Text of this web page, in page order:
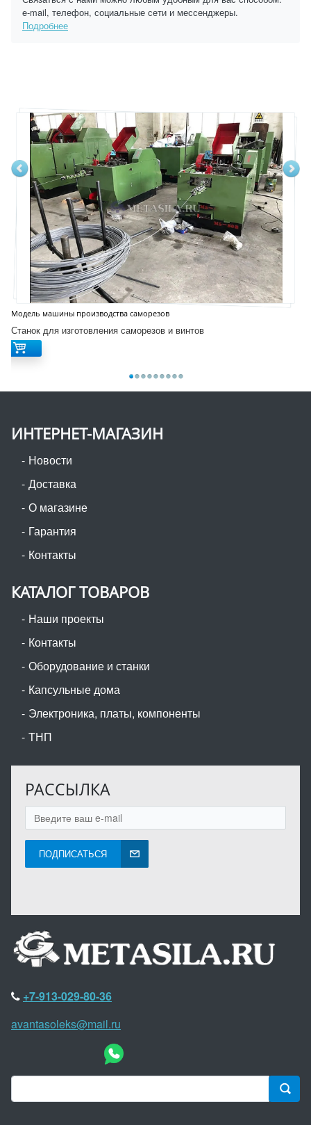
e-mail, телефон, социальные сети и мессенджеры.
Подробнее
Модель машины производства саморезов
Станок для изготовления саморезов и винтов
ИНТЕРНЕТ-МАГАЗИН
Новости
Доставка
О магазине
Гарантия
Контакты
КАТАЛОГ ТОВАРОВ
Наши проекты
Контакты
Оборудование и станки
Капсульные дома
Электроника, платы, компоненты
ТНП
РАССЫЛКА
ПОДПИСАТЬСЯ
+7-913-029-80-36
avantasoleks@mail.ru